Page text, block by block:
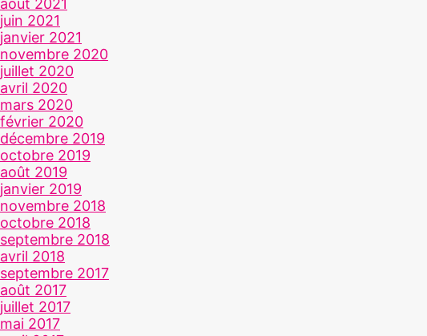
août 2021
juin 2021
janvier 2021
novembre 2020
juillet 2020
avril 2020
mars 2020
février 2020
décembre 2019
octobre 2019
août 2019
janvier 2019
novembre 2018
octobre 2018
septembre 2018
avril 2018
septembre 2017
août 2017
juillet 2017
mai 2017